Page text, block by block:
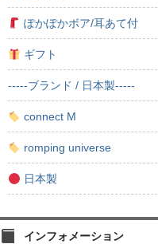
ぽかぽかボア/耳あて付
ギフト
-----ブランド / 日本製-----
connect M
romping universe
日本製
インフォメーション